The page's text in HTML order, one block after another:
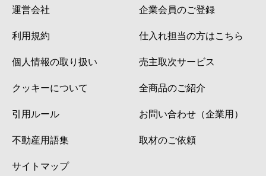
運営会社
利用規約
個人情報の取り扱い
クッキーについて
引用ルール
不動産用語集
サイトマップ
企業会員のご登録
仕入れ担当の方はこちら
売主取次サービス
全商品のご紹介
お問い合わせ（企業用）
取材のご依頼